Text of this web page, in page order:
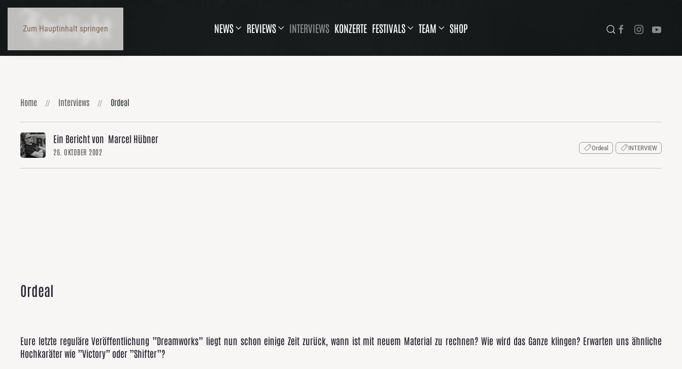
Zum Hauptinhalt springen NEWS REVIEWS INTERVIEWS KONZERTE FESTIVALS TEAM SHOP
Home Interviews Ordeal
Ein Bericht von Marcel Hübner
26. OKTOBER 2002 Ordeal INTERVIEW
Ordeal
Eure letzte reguläre Veröffentlichung ”Dreamworks” liegt nun schon einige Zeit zurück, wann ist mit neuem Material zu rechnen? Wie wird das Ganze klingen? Erwarten uns ähnliche
Hochkaräter wie ”Victory” oder ”Shifter”?